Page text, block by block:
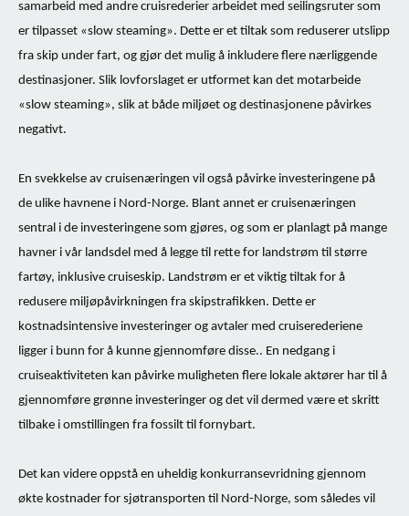
samarbeid med andre cruisrederier arbeidet med seilingsruter som
er tilpasset «slow steaming». Dette er et tiltak som reduserer utslipp
fra skip under fart, og gjør det mulig å inkludere flere nærliggende
destinasjoner. Slik lovforslaget er utformet kan det motarbeide
«slow steaming», slik at både miljøet og destinasjonene påvirkes
negativt.
En svekkelse av cruisenæringen vil også påvirke investeringene på
de ulike havnene i Nord-Norge. Blant annet er cruisenæringen
sentral i de investeringene som gjøres, og som er planlagt på mange
havner i vår landsdel med å legge til rette for landstrøm til større
fartøy, inklusive cruiseskip. Landstrøm er et viktig tiltak for å
redusere miljøpåvirkningen fra skipstrafikken. Dette er
kostnadsintensive investeringer og avtaler med cruiserederiene
ligger i bunn for å kunne gjennomføre disse.. En nedgang i
cruiseaktiviteten kan påvirke muligheten flere lokale aktører har til å
gjennomføre grønne investeringer og det vil dermed være et skritt
tilbake i omstillingen fra fossilt til fornybart.
Det kan videre oppstå en uheldig konkurransevridning gjennom
økte kostnader for sjøtransporten til Nord-Norge, som således vil